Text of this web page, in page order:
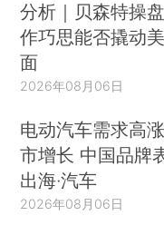
分析｜贝森特操
作巧思能否撬动
面
2026年08月06日
电动汽车需求高
市增长 中国品牌
出海·汽车
2026年08月06日